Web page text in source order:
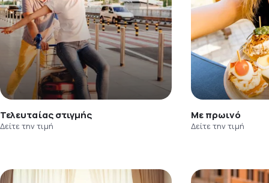
Τελευταίας στιγμής
Δείτε την τιμή
Με πρωινό
Δείτε την τιμή